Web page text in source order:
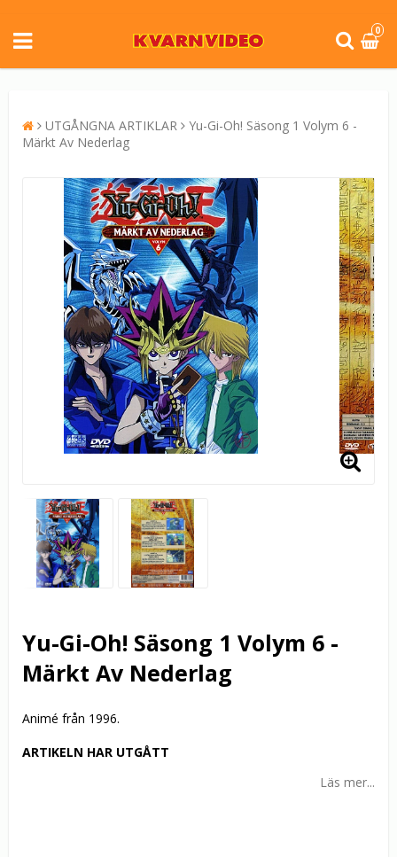
0
UTGÅNGNA ARTIKLAR
Yu-Gi-Oh! Säsong 1 Volym 6 -
Märkt Av Nederlag
Yu-Gi-Oh! Säsong 1 Volym 6 -
Märkt Av Nederlag
Animé från 1996.
ARTIKELN HAR UTGÅTT
Läs mer...